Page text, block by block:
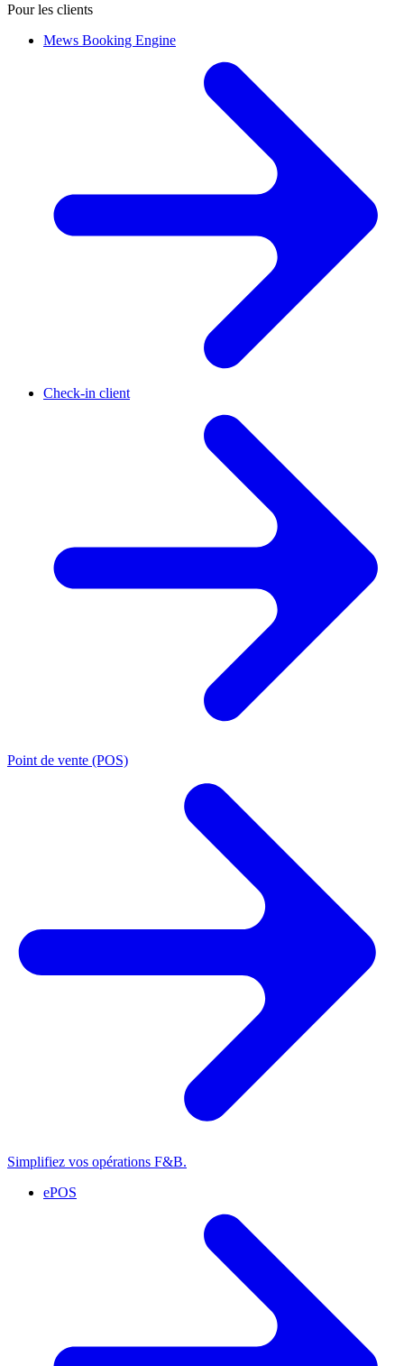
Pour les clients
Mews Booking Engine
Check-in client
Point de vente (POS)
Simplifiez vos opérations F&B.
ePOS